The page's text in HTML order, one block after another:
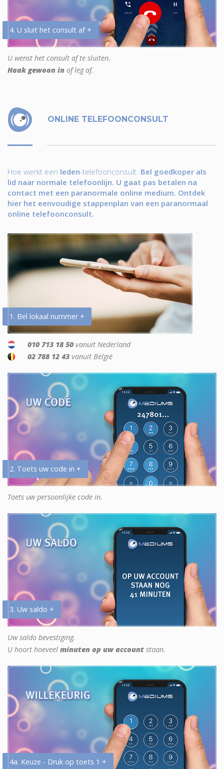
4. U sluit het consult af +
U wenst het consult af te sluiten.
Haak gewoon in of leg af.
ONLINE TELEFOONCONSULT
Hoe werkt een leden-telefoonconsult. Bel goedkoper als
lid naar normale telefoonlijn. U gaat pas betalen na
contact met een paranormale online medium. Ontdek
hier het eenvoudige stappenplan van een paranormaal
online telefoonconsult.
1. Bel lokaal nummer +
010 713 18 50 vanuit Nederland
02 788 12 43 vanuit België
2. Toets uw code in +
Toets uw persoonlijke code in.
3. Uw saldo +
Uw saldo bevestiging.
U hoort hoeveel minuten op uw account staan.
4a. Keuze - Druk op toets 1 +